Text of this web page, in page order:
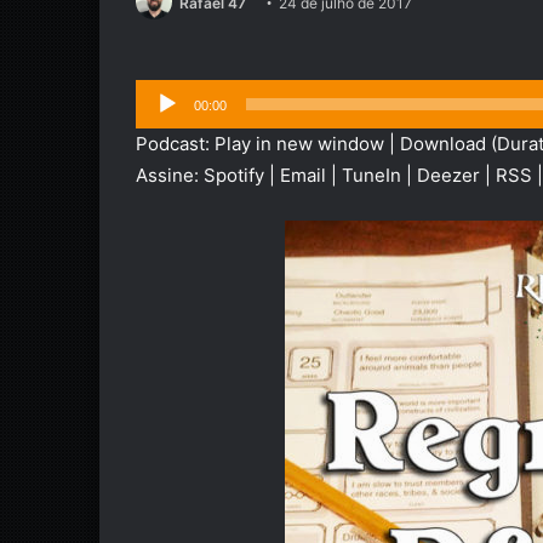
Tocador
de
áudio
00:00
Podcast: Play in new window Download
Assine: Spotify Email TuneIn Deezer RSS